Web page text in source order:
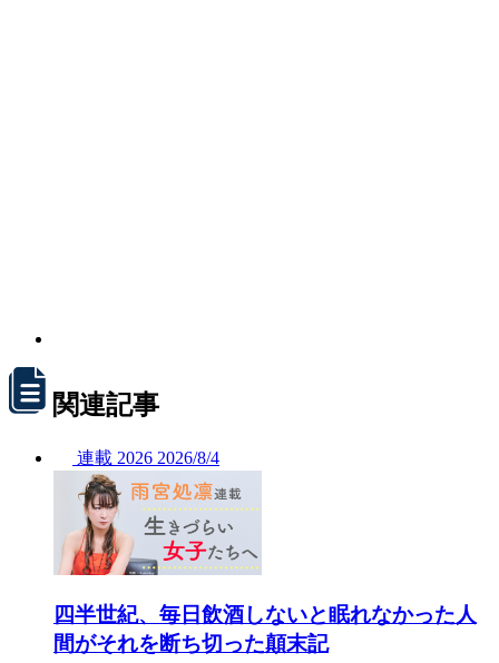
関連記事
連載 2026 2026/8/4
四半世紀、毎日飲酒しないと眠れなかった人
間がそれを断ち切った顛末記